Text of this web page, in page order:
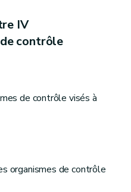
IV
contrôle
de contrôle visés à
organismes de contrôle